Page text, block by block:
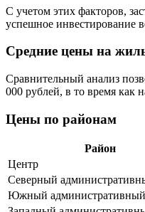
С учетом этих факторов,
успешное инвестирование
Средние цены на
Сравнительный анализ
000 рублей, в то время как
Цены по районам
Район
Центр
Северный
Южный административный